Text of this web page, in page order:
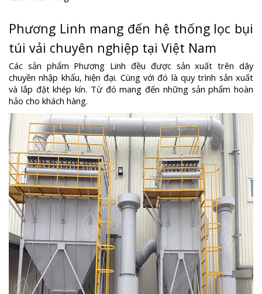
Phương Linh mang đến hệ thống lọc bụi
túi vải chuyên nghiệp tại Việt Nam
Các sản phẩm Phương Linh đều được sản xuất trên dây
chuyền nhập khẩu, hiện đại. Cùng với đó là quy trình sản xuất
và lắp đặt khép kín. Từ đó mang đến những sản phẩm hoàn
hảo cho khách hàng.